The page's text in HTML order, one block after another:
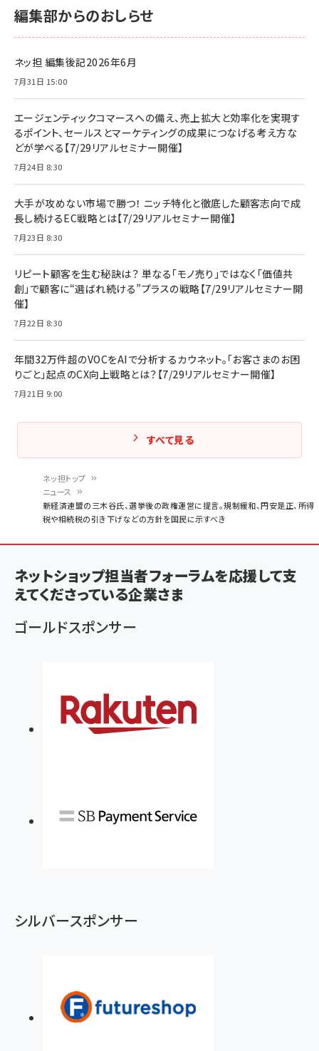
く
ず
ネッ担トップ
ニュース
新経済連盟の三木谷氏、選挙後の政権運営に提言。規制緩和、円安是正、所得
税や相続税の引き下げなどの方針を国民に示すべき
編集部からのおしらせ
ネッ担 編集後記2026年6月
7月31日 15:00
エージェンティックコマースへの備え、売上拡大と効率化を実現す
るポイント、セールスとマーケティングの成果につなげる考え方な
どが学べる【7/29リアルセミナー開催】
7月24日 8:30
大手が攻めない市場で勝つ！ ニッチ特化と徹底した顧客志向で成
長し続けるEC戦略とは【7/29リアルセミナー開催】
7月23日 8:30
リピート顧客を生む秘訣は？ 単なる「モノ売り」ではなく「価値共
創」で顧客に“選ばれ続ける”プラスの戦略【7/29リアルセミナー開
催】
7月22日 8:30
年間32万件超のVOCをAIで分析するカウネット。「お客さまのお困
りごと」起点のCX向上戦略とは？【7/29リアルセミナー開催】
7月21日 9:00
すべて見る
ネットショップ担当者フォーラムを応援して支
えてくださっている企業さま
ゴールドスポンサー
シルバースポンサー